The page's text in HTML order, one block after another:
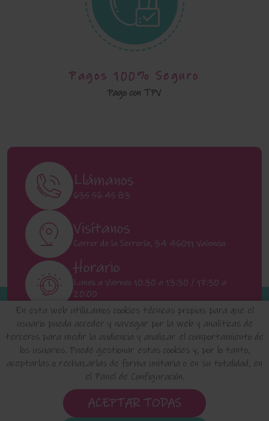
Pagos 100% Seguro
Pago con TPV
En esta web utilizamos cookies técnicas propias para que el
usuario pueda acceder y navegar por la web y analíticas de
terceros para medir la audiencia y analizar el comportamiento de
los usuarios. Puede gestionar estas cookies y, por lo tanto,
aceptarlas o rechazarlas de forma unitaria o en su totalidad, en
el Panel de Configuración.
ACEPTAR TODAS
Llámanos
635 56 45 83
Visítanos
Carrer de la Serrería, 34 46011 Valencia
Horario
Lunes a Viernes 10:30 a 13:30 / 17:30 a
20:00
Sábados 11:00 a 13:00
INICIO QUIENES SOMOS FAQ'S
Política de Privacidad de Datos
Política de Cookies
Configuración de Cookies
Condiciones de uso y Devoluciones